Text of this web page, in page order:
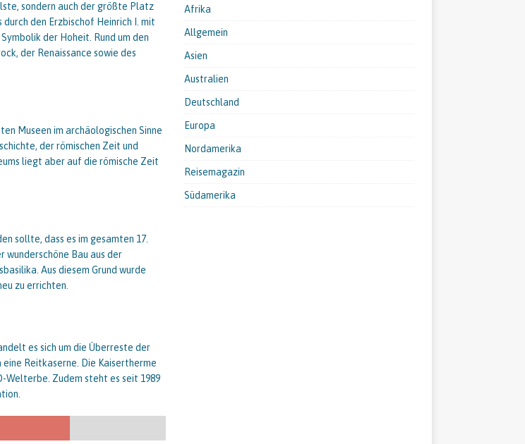
sondern auch der größte Platz
den Erzbischof Heinrich I. mit
der Hoheit. Rund um den
der Renaissance sowie des
Museen im archäologischen Sinne
der römischen Zeit und
liegt aber auf die römische Zeit
sollte, dass es im gesamten 17.
wunderschöne Bau aus der
Aus diesem Grund wurde
zu errichten.
es sich um die Überreste der
Reitkaserne. Die Kaisertherme
Welterbe. Zudem steht es seit 1989
Afrika
Allgemein
Asien
Australien
Deutschland
Europa
Nordamerika
Reisemagazin
Südamerika